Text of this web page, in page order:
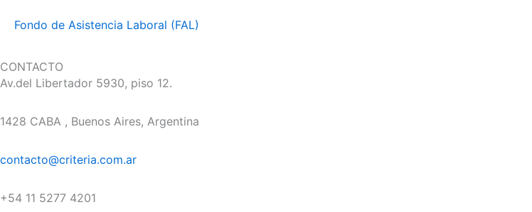
Fondo de Asistencia Laboral (FAL)
CONTACTO
Av.del Libertador 5930, piso 12.
1428 CABA , Buenos Aires, Argentina
contacto@criteria.com.ar
+54 11 5277 4201